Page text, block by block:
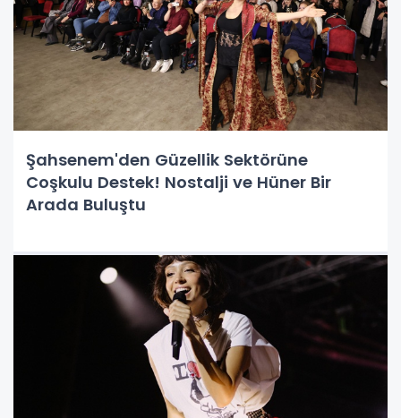
Şahsenem'den Güzellik Sektörüne
Coşkulu Destek! Nostalji ve Hüner Bir
Arada Buluştu